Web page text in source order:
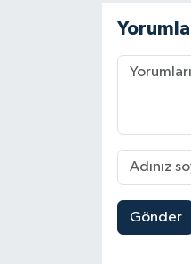
Gönder